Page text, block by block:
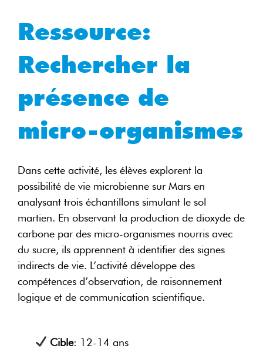
Ressource:
Rechercher la
présence de
micro-organismes
Dans cette activité, les élèves explorent la
possibilité de vie microbienne sur Mars en
analysant trois échantillons simulant le sol
martien. En observant la production de dioxyde de
carbone par des micro-organismes nourris avec
du sucre, ils apprennent à identifier des signes
indirects de vie. L’activité développe des
compétences d’observation, de raisonnement
logique et de communication scientifique.
Cible: 12-14 ans